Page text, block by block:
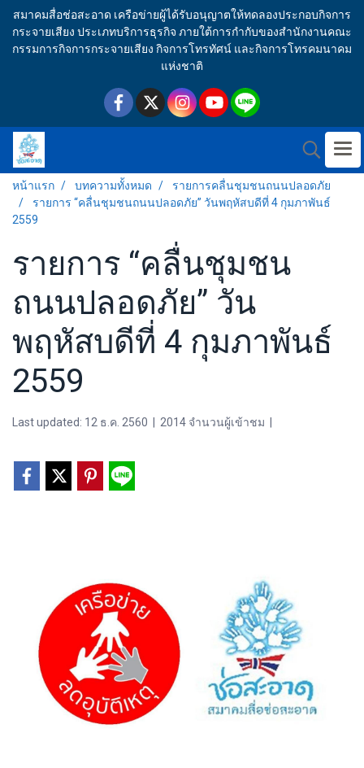
สมาคมสื่อช่อสะอาด เครือข่ายผู้ได้รับอนุญาตให้ทดลองประกอบกิจการ
กระจายเสียง ประเภทบริการธุรกิจ ภายใต้การกำกับของสำนักงานคณะ
กรรมการกิจการกระจายเสียง กิจการโทรทัศน์ และกิจการโทรคมนาคม
แห่งชาติ
หน้าแรก บทความทั้งหมด
รายการคลื่นชุมชนถนนปลอดภัย
รายการ “คลื่นชุมชนถนนปลอดภัย” วันพฤหัสบดีที่ 4 กุมภาพันธ์
2559
รายการ “คลื่นชุมชน
ถนนปลอดภัย” วัน
พฤหัสบดีที่ 4 กุมภาพันธ์
2559
Last updated: 12 ธ.ค. 2560 2014 จำนวนผู้เข้าชม